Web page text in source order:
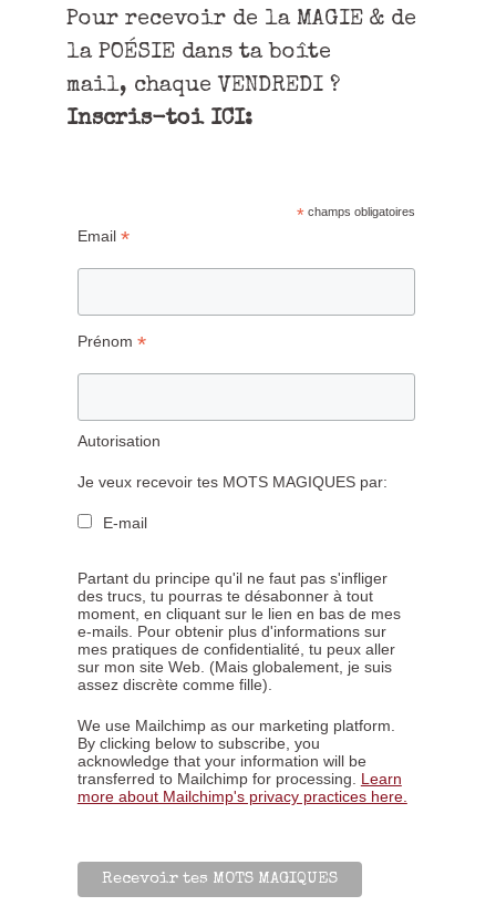
Pour recevoir de la MAGIE & de
la POÉSIE dans ta boîte
mail, chaque VENDREDI ?
Inscris-toi ICI:
* champs obligatoires
Email *
Prénom *
Autorisation
Je veux recevoir tes MOTS MAGIQUES par:
E-mail
Partant du principe qu'il ne faut pas s'infliger
des trucs, tu pourras te désabonner à tout
moment, en cliquant sur le lien en bas de mes
e-mails. Pour obtenir plus d'informations sur
mes pratiques de confidentialité, tu peux aller
sur mon site Web. (Mais globalement, je suis
assez discrète comme fille).
We use Mailchimp as our marketing platform.
By clicking below to subscribe, you
acknowledge that your information will be
transferred to Mailchimp for processing. Learn
more about Mailchimp's privacy practices here.